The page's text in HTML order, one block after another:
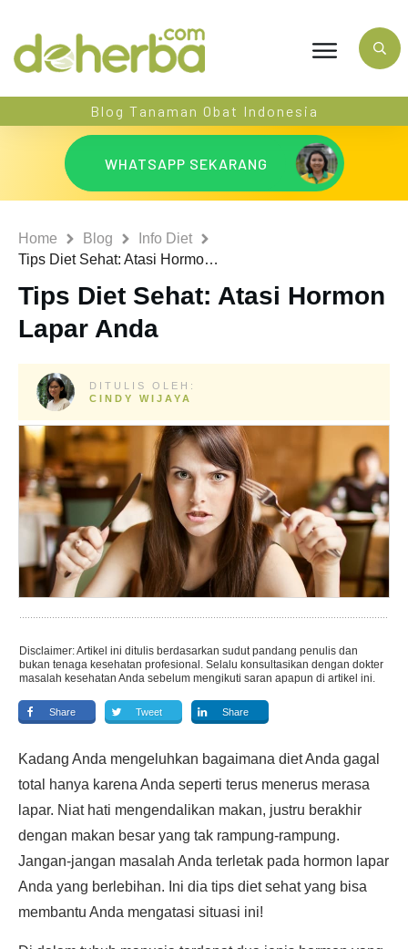
Blog Tanaman Obat Indonesia
WHATSAPP SEKARANG
Home Blog
Info Diet
Tips Diet Sehat: Atasi Hormon Lapar Anda
Tips Diet Sehat: Atasi Hormon
Lapar Anda
DITULIS OLEH:
CINDY WIJAYA
Disclaimer: Artikel ini ditulis berdasarkan sudut pandang penulis dan
bukan tenaga kesehatan profesional. Selalu konsultasikan dengan dokter
masalah kesehatan Anda sebelum mengikuti saran apapun di artikel ini.
Share Tweet Share
Kadang Anda mengeluhkan bagaimana diet Anda gagal
total hanya karena Anda seperti terus menerus merasa
lapar. Niat hati mengendalikan makan, justru berakhir
dengan makan besar yang tak rampung-rampung.
Jangan-jangan masalah Anda terletak pada hormon lapar
Anda yang berlebihan. Ini dia tips diet sehat yang bisa
membantu Anda mengatasi situasi ini!